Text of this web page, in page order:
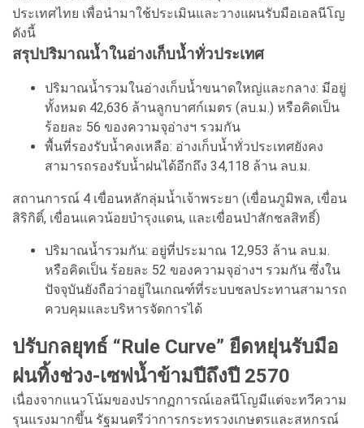
ประเทศไทย เพื่อนำมาใช้ประเมินและวางแผนรับมือเอลนีโญ
ดังนี้
สรุปปริมาณน้ำในอ่างเก็บน้ำทั่วประเทศ
ปริมาณน้ำรวมในอ่างเก็บน้ำขนาดใหญ่และกลาง: มีอยู่
ทั้งหมด 42,636 ล้านลูกบาศก์เมตร (ลบ.ม.) หรือคิดเป็น
ร้อยละ 56 ของความจุอ่างฯ รวมกัน
พื้นที่รองรับน้ำคงเหลือ: อ่างเก็บน้ำทั่วประเทศยังคง
สามารถรองรับน้ำฝนได้อีกถึง 34,118 ล้าน ลบ.ม.
สถานการณ์ 4 เขื่อนหลักลุ่มน้ำเจ้าพระยา (เขื่อนภูมิพล, เขื่อน
สิริกิติ์, เขื่อนแควน้อยบำรุงแดน, และเขื่อนป่าสักชลสิทธิ์)
ปริมาณน้ำรวมกัน: อยู่ที่ประมาณ 12,953 ล้าน ลบ.ม.
หรือคิดเป็น ร้อยละ 52 ของความจุอ่างฯ รวมกัน ซึ่งใน
ปัจจุบันยังถือว่าอยู่ในเกณฑ์ที่ระบบชลประทานสามารถ
ควบคุมและบริหารจัดการได้
ปรับกลยุทธ์ “Rule Curve” ยืดหยุ่นรับมือ
ฝนทิ้งช่วง-เซฟน้ำข้ามปีถึงปี 2570
เนื่องจากแนวโน้มของปรากฏการณ์เอลนีโญมีแต่จะทวีความ
รุนแรงมากขึ้น รัฐมนตรีว่าการกระทรวงเกษตรและสหกรณ์